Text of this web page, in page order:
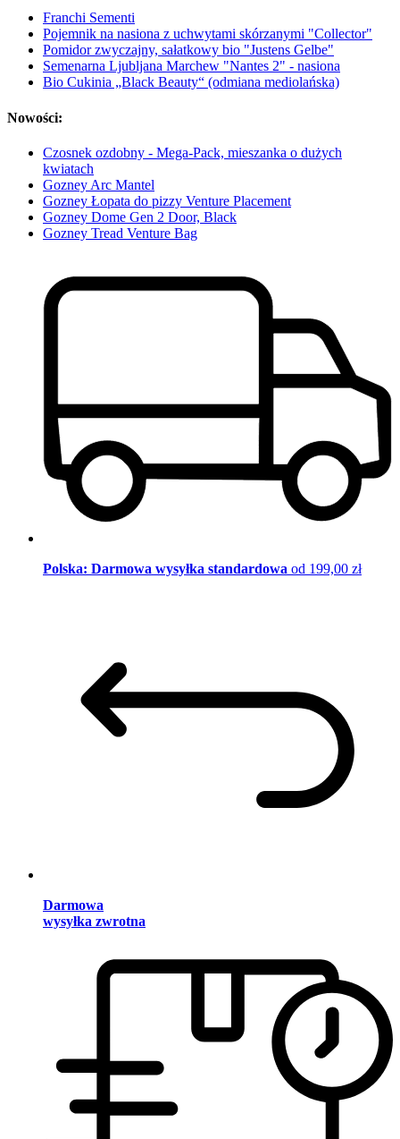
Franchi Sementi
Pojemnik na nasiona z uchwytami skórzanymi "Collector"
Pomidor zwyczajny, sałatkowy bio "Justens Gelbe"
Semenarna Ljubljana Marchew "Nantes 2" - nasiona
Bio Cukinia „Black Beauty“ (odmiana mediolańska)
Nowości:
Czosnek ozdobny - Mega-Pack, mieszanka o dużych
kwiatach
Gozney Arc Mantel
Gozney Łopata do pizzy Venture Placement
Gozney Dome Gen 2 Door, Black
Gozney Tread Venture Bag
Polska: Darmowa wysyłka standardowa od 199,00 zł
Darmowa
wysyłka zwrotna